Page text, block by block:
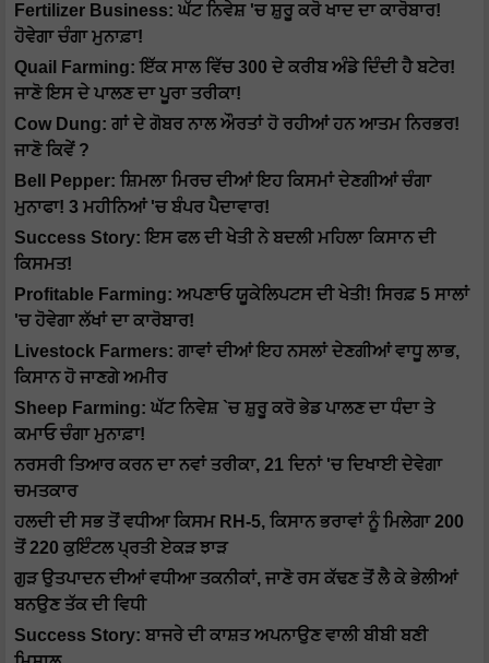
Fertilizer Business: ਘੱਟ ਨਿਵੇਸ਼ 'ਚ ਸ਼ੁਰੂ ਕਰੋ ਖਾਦ ਦਾ ਕਾਰੋਬਾਰ!
ਹੋਵੇਗਾ ਚੰਗਾ ਮੁਨਾਫ਼ਾ!
Quail Farming: ਇੱਕ ਸਾਲ ਵਿੱਚ 300 ਦੇ ਕਰੀਬ ਅੰਡੇ ਦਿੰਦੀ ਹੈ ਬਟੇਰ!
ਜਾਣੋ ਇਸ ਦੇ ਪਾਲਣ ਦਾ ਪੂਰਾ ਤਰੀਕਾ!
Cow Dung: ਗਾਂ ਦੇ ਗੋਬਰ ਨਾਲ ਔਰਤਾਂ ਹੋ ਰਹੀਆਂ ਹਨ ਆਤਮ ਨਿਰਭਰ!
ਜਾਣੋ ਕਿਵੇਂ ?
Bell Pepper: ਸ਼ਿਮਲਾ ਮਿਰਚ ਦੀਆਂ ਇਹ ਕਿਸਮਾਂ ਦੇਣਗੀਆਂ ਚੰਗਾ
ਮੁਨਾਫਾ! 3 ਮਹੀਨਿਆਂ 'ਚ ਬੰਪਰ ਪੈਦਾਵਾਰ!
Success Story: ਇਸ ਫਲ ਦੀ ਖੇਤੀ ਨੇ ਬਦਲੀ ਮਹਿਲਾ ਕਿਸਾਨ ਦੀ
ਕਿਸਮਤ!
Profitable Farming: ਅਪਣਾਓ ਯੂਕੇਲਿਪਟਸ ਦੀ ਖੇਤੀ! ਸਿਰਫ਼ 5 ਸਾਲਾਂ
'ਚ ਹੋਵੇਗਾ ਲੱਖਾਂ ਦਾ ਕਾਰੋਬਾਰ!
Livestock Farmers: ਗਾਵਾਂ ਦੀਆਂ ਇਹ ਨਸਲਾਂ ਦੇਣਗੀਆਂ ਵਾਧੂ ਲਾਭ,
ਕਿਸਾਨ ਹੋ ਜਾਣਗੇ ਅਮੀਰ
Sheep Farming: ਘੱਟ ਨਿਵੇਸ਼ `ਚ ਸ਼ੁਰੂ ਕਰੋ ਭੇਡ ਪਾਲਣ ਦਾ ਧੰਦਾ ਤੇ
ਕਮਾਓ ਚੰਗਾ ਮੁਨਾਫ਼ਾ!
ਨਰਸਰੀ ਤਿਆਰ ਕਰਨ ਦਾ ਨਵਾਂ ਤਰੀਕਾ, 21 ਦਿਨਾਂ 'ਚ ਦਿਖਾਈ ਦੇਵੇਗਾ
ਚਮਤਕਾਰ
ਹਲਦੀ ਦੀ ਸਭ ਤੋਂ ਵਧੀਆ ਕਿਸਮ RH-5, ਕਿਸਾਨ ਭਰਾਵਾਂ ਨੂੰ ਮਿਲੇਗਾ 200
ਤੋਂ 220 ਕੁਇੰਟਲ ਪ੍ਰਤੀ ਏਕੜ ਝਾੜ
ਗੁੜ ਉਤਪਾਦਨ ਦੀਆਂ ਵਧੀਆ ਤਕਨੀਕਾਂ, ਜਾਣੋ ਰਸ ਕੱਢਣ ਤੋਂ ਲੈ ਕੇ ਭੇਲੀਆਂ
ਬਨਉਣ ਤੱਕ ਦੀ ਵਿਧੀ
Success Story: ਬਾਜਰੇ ਦੀ ਕਾਸ਼ਤ ਅਪਨਾਉਣ ਵਾਲੀ ਬੀਬੀ ਬਣੀ